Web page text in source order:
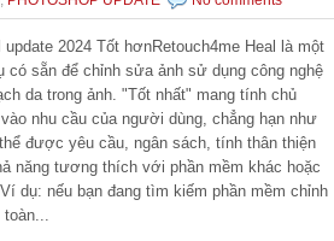
update 2024 Tốt hơnRetouch4me Heal là một
có sẵn để chỉnh sửa ảnh sử dụng công nghệ
da trong ảnh. "Tốt nhất" mang tính chủ
nhu cầu của người dùng, chẳng hạn như
được yêu cầu, ngân sách, tính thân thiện
năng tương thích với phần mềm khác hoặc
dụ: nếu bạn đang tìm kiếm phần mềm chỉnh